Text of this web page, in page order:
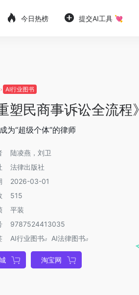
今日热榜 提交AI工具 💘
AI行业图书
塑民商事诉讼全流程》
为“超级个体”的律师
陆凌燕，刘卫
法律出版社
2026-03-01
515
平装
9787524413035
AI行业图书 AI法律图书
淘宝网